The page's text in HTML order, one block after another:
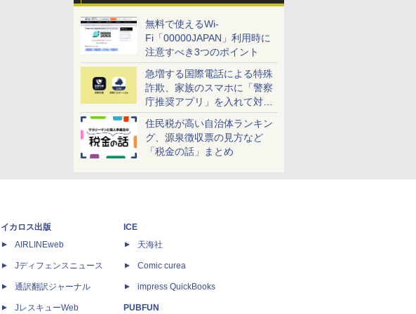
無料で使えるWi-
Fi「00000JAPAN」利用時に
注意すべき3つのポイント
急増する国際電話による特殊
詐欺、家族のスマホに「警察
庁推奨アプリ」を入れて対策
しよう！
住民税が高い自治体ランキン
グ、源泉徴収票の見方など
「税金の話」まとめ
イカロス出版
AIRLINEweb
Jディフェンスニュース
通訳翻訳ジャーナル
JレスキューWeb
ICE
天海社
Comic curea
impress QuickBooks
PUBFUN